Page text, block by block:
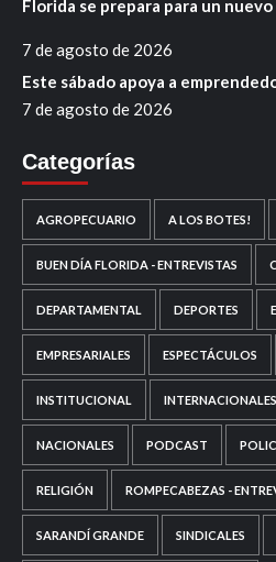
Florida se prepara para un
7 de agosto de 2026
Este sábado apoya a
7 de agosto de 2026
Categorías
AGROPECUARIO A LOS BOTES!
BUEN DÍA FLORIDA - ENTREVISTAS
DEPARTAMENTAL DEPORTES
EMPRESARIALES ESPECTÁCULOS
INSTITUCIONAL INTERNACIONALES
NACIONALES PODCAST
RELIGIÓN ROMPECABEZAS -
SARANDÍ GRANDE SINDICALES